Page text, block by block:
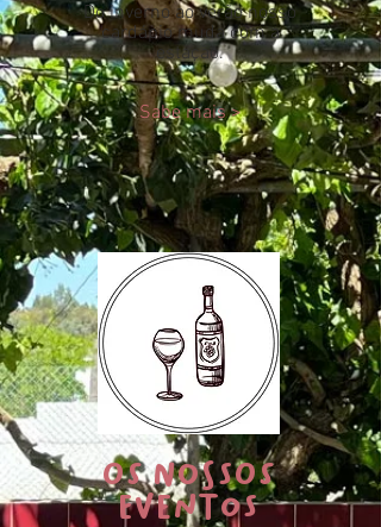
Do inverno ao verão nosso
cardápio muda com a
estação.
Sabe mais >
OS NOSSOS
Eventos